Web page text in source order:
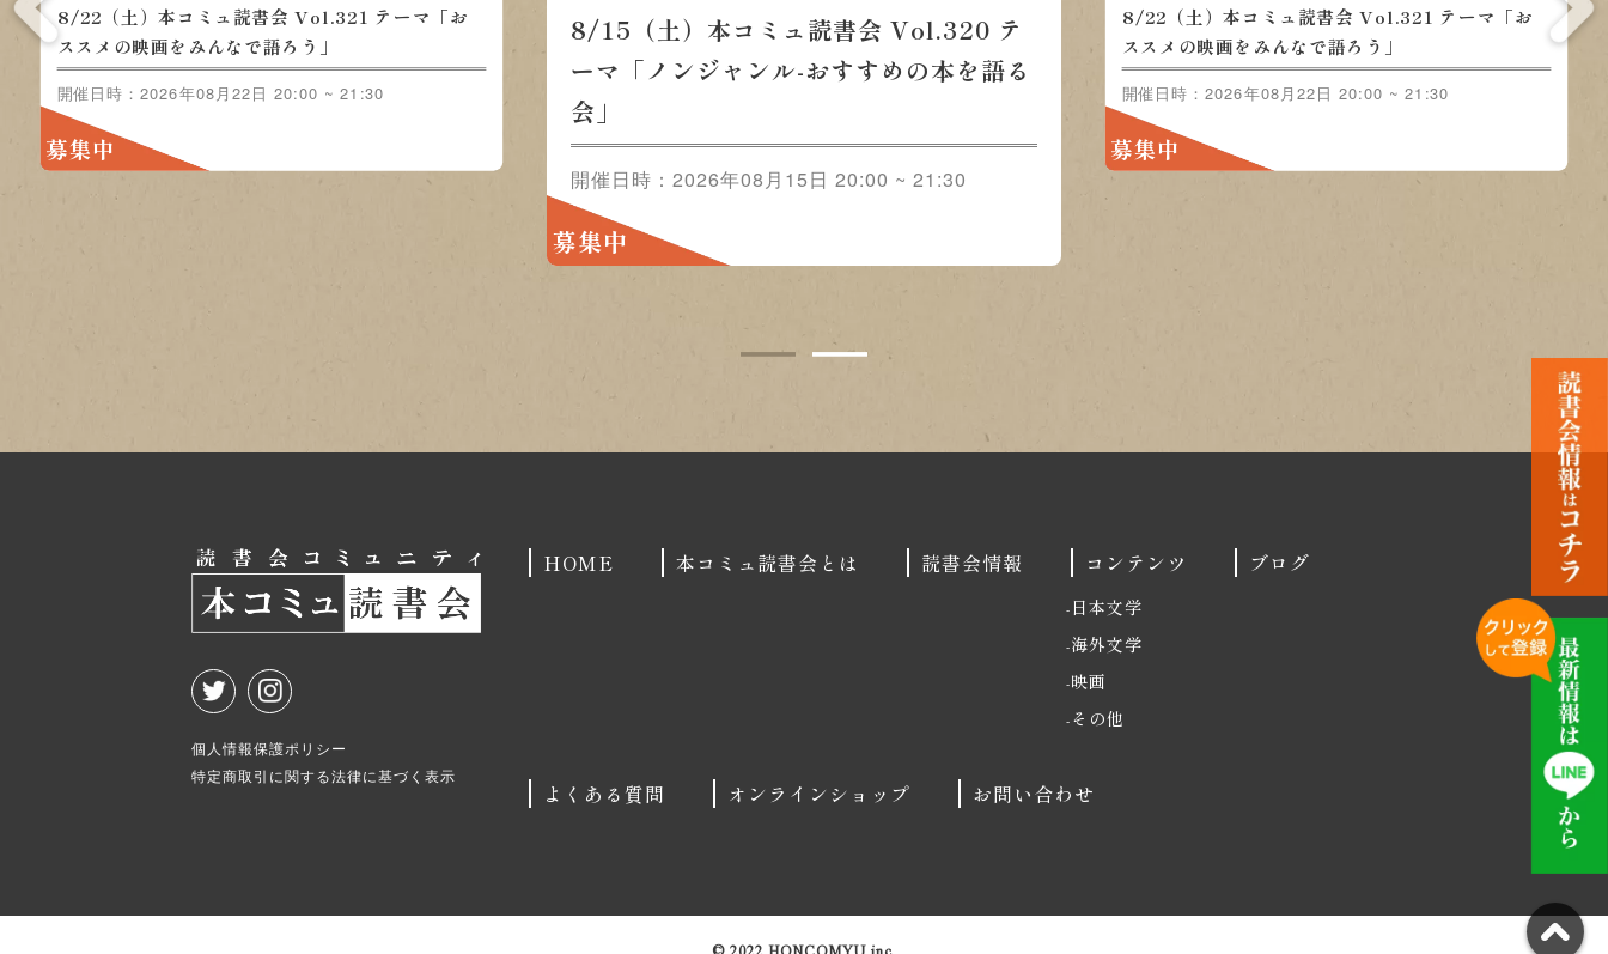
8/15（土）本コミュ読書会 Vol.320 テーマ「ノ
ンジャンル-おすすめの本を語る会」
開催日時：2026年08月15日 20:00 ~ 21:30
募集中
8/22（土）本コミュ読書会 Vol.321 テ
ーマ「おススメの映画をみんなで語ろ
う」
開催日時：2026年08月22日 20:00 ~ 21:30
募集中
8/15（土）本コミュ読書会 Vol.320 テーマ「ノ
ンジャンル-おすすめの本を語る会」
開催日時：2026年08月15日 20:00 ~ 21:30
募集中
個人情報保護ポリシー
特定商取引に関する法律に基づく表示
HOME 本コミュ読書会とは 読書会情報 コンテンツ
日本文学
海外文学
映画
その他
ブログ
よくある質問 オンラインショップ お問い合わせ